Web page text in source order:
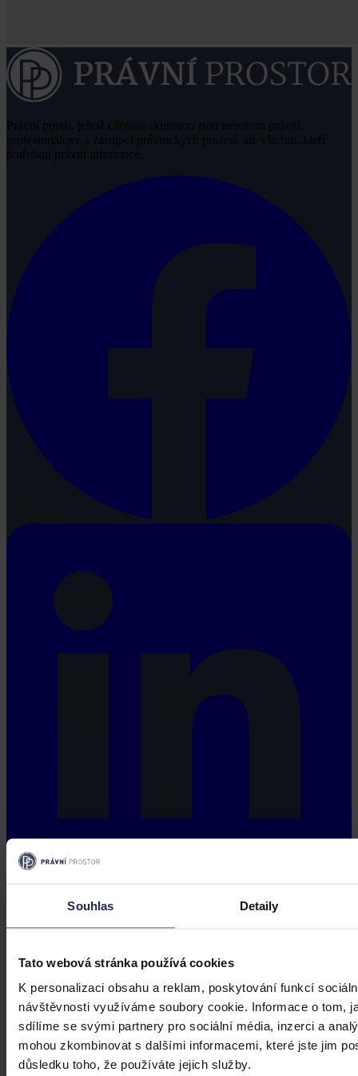
Souhlas Detaily
Tato webová stránka používá cookies
K personalizaci obsahu a reklam, poskytování funkcí
návštěvnosti využíváme soubory cookie. Informace o tom,
sdílíme se svými partnery pro sociální média, inzerci a
mohou zkombinovat s dalšími informacemi, které jste jim
důsledku toho, že používáte jejich služby.